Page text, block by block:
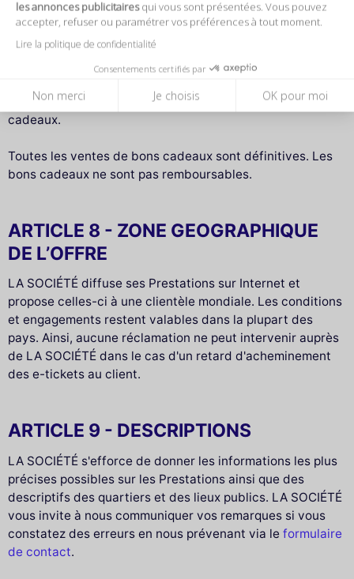
les annonces publicitairesqui vous sont présentées. Vous pouvez
accepter, refuser ou paramétrer vos préférences à tout moment.
Lire la politique de confidentialité
Consentements certifiés par
Non merci Je choisis OK pour moi
pouvez ensuite réserver une date pour bénéficier de
l’activité choisie.
LA SOCIÉTÉ se réserve le droit d'annuler les bons
n'est pas responsable de la perte ou du vol des bons
cadeaux.
Toutes les ventes de bons cadeaux sont définitives. Les
bons cadeaux ne sont pas remboursables.
ARTICLE 8 - ZONE GEOGRAPHIQUE
DE L’OFFRE
LA SOCIÉTÉ diffuse ses Prestations sur Internet et
propose celles-ci à une clientèle mondiale. Les conditions
et engagements restent valables dans la plupart des
pays. Ainsi, aucune réclamation ne peut intervenir auprès
de LA SOCIÉTÉ dans le cas d'un retard d'acheminement
des e-tickets au client.
ARTICLE 9 - DESCRIPTIONS
LA SOCIÉTÉ s'efforce de donner les informations les plus
précises possibles sur les Prestations ainsi que des
descriptifs des quartiers et des lieux publics. LA SOCIÉTÉ
vous invite à nous communiquer vos remarques si vous
constatez des erreurs en nous prévenant via le formulaire
de contact.